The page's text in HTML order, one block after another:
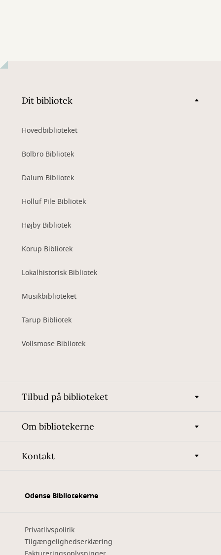
Dit bibliotek
Hovedbiblioteket
Bolbro Bibliotek
Dalum Bibliotek
Holluf Pile Bibliotek
Højby Bibliotek
Korup Bibliotek
Lokalhistorisk Bibliotek
Musikbiblioteket
Tarup Bibliotek
Vollsmose Bibliotek
Tilbud på biblioteket
Om bibliotekerne
Kontakt
Odense Bibliotekerne
Privatlivspolitik
Tilgængelighedserklæring